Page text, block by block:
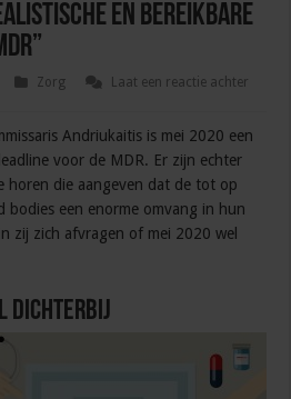
en bereikbare
Zorg
Laat een reactie achter
Andriukaitis is mei 2020 een
voor de MDR. Er zijn echter
horen die aangeven dat de tot op
bodies een enorme omvang in hun
zij zich afvragen of mei 2020 wel
dichterbij